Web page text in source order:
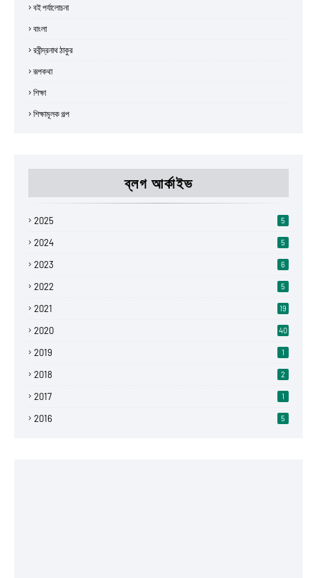
বই পর্যালোচনা
বাংলা
রবীন্দ্রনাথ ঠাকুর
রূপকথা
শিক্ষা
শিক্ষামূলক গল্প
ব্লগ আর্কাইভ
2025 5
2024 5
2023 6
2022 5
2021 19
2020 40
2019 1
2018 2
2017 1
2016 5